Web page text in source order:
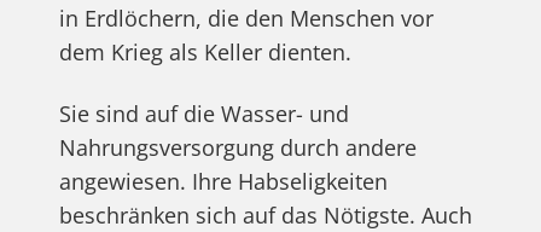
in Erdlöchern, die den Menschen vor
dem Krieg als Keller dienten.
Sie sind auf die Wasser- und
Nahrungsversorgung durch andere
angewiesen. Ihre Habseligkeiten
beschränken sich auf das Nötigste. Auch